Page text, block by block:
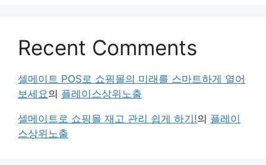
Recent Comments
셀메이트 POS로 쇼핑몰의 미래를 스마트하게 열어
보세요의 플레이스상위노출
셀메이트로 쇼핑몰 재고 관리 쉽게 하기!의 플레이
스상위노출